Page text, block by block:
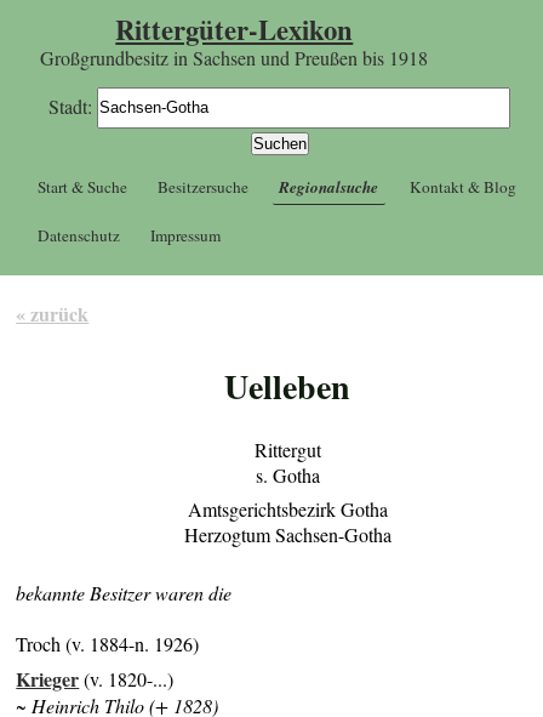
Rittergüter-Lexikon
Großgrundbesitz in Sachsen und Preußen bis 1918
Stadt:
Start & Suche Besitzersuche Regionalsuche Kontakt & Blog
Datenschutz Impressum
« zurück
Uelleben
Rittergut
s. Gotha
Amtsgerichtsbezirk Gotha
Herzogtum Sachsen-Gotha
bekannte Besitzer waren die
Troch (v. 1884-n. 1926)
Krieger(v. 1820-...)
~ Heinrich Thilo (+ 1828)